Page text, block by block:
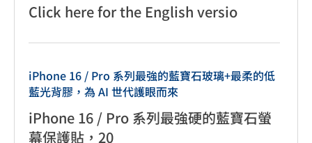
Click here for the English versio
iPhone 16 / Pro 系列最強的藍寶石玻璃+最柔的低
藍光背膠，為 AI 世代護眼而來
iPhone 16 / Pro 系列最強硬的藍寶石螢
幕保護貼，20